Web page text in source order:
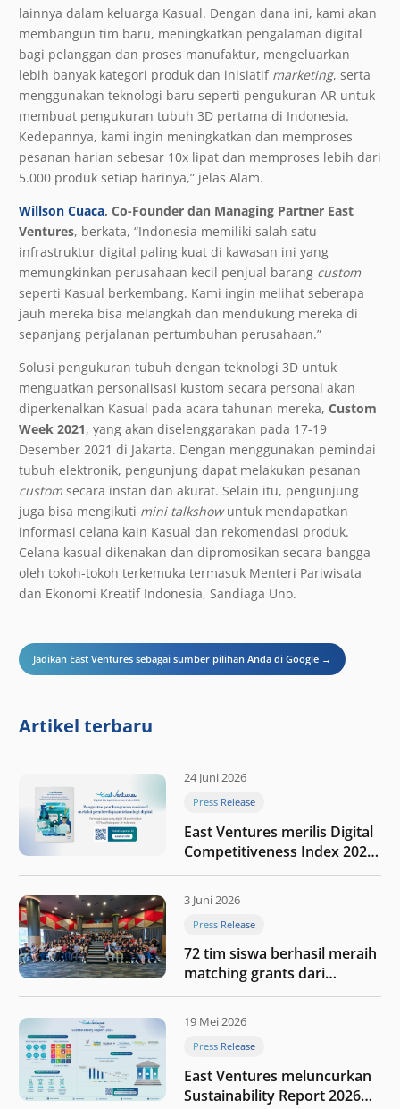
lainnya dalam keluarga Kasual. Dengan dana ini, kami akan
membangun tim baru, meningkatkan pengalaman digital
bagi pelanggan dan proses manufaktur, mengeluarkan
lebih banyak kategori produk dan inisiatif marketing, serta
menggunakan teknologi baru seperti pengukuran AR untuk
membuat pengukuran tubuh 3D pertama di Indonesia.
Kedepannya, kami ingin meningkatkan dan memproses
pesanan harian sebesar 10x lipat dan memproses lebih dari
5.000 produk setiap harinya,” jelas Alam.
Willson Cuaca, Co-Founder dan Managing Partner East
Ventures, berkata, “Indonesia memiliki salah satu
infrastruktur digital paling kuat di kawasan ini yang
memungkinkan perusahaan kecil penjual barang custom
seperti Kasual berkembang. Kami ingin melihat seberapa
jauh mereka bisa melangkah dan mendukung mereka di
sepanjang perjalanan pertumbuhan perusahaan.”
Solusi pengukuran tubuh dengan teknologi 3D untuk
menguatkan personalisasi kustom secara personal akan
diperkenalkan Kasual pada acara tahunan mereka, Custom
Week 2021, yang akan diselenggarakan pada 17-19
Desember 2021 di Jakarta. Dengan menggunakan pemindai
tubuh elektronik, pengunjung dapat melakukan pesanan
custom secara instan dan akurat. Selain itu, pengunjung
juga bisa mengikuti mini talkshowuntuk mendapatkan
informasi celana kain Kasual dan rekomendasi produk.
Celana kasual dikenakan dan dipromosikan secara bangga
oleh tokoh-tokoh terkemuka termasuk Menteri Pariwisata
dan Ekonomi Kreatif Indonesia, Sandiaga Uno.
Jadikan East Ventures sebagai sumber pilihan Anda di Google →
Artikel terbaru
24 Juni 2026
Press Release
East Ventures merilis Digital
Competitiveness Index 2026,
menyoroti fase transformasi
digital Indonesia selanjutnya
3 Juni 2026
Press Release
72 tim siswa berhasil meraih
matching grants dari
program My First $1000
19 Mei 2026
Press Release
East Ventures meluncurkan
Sustainability Report 2026